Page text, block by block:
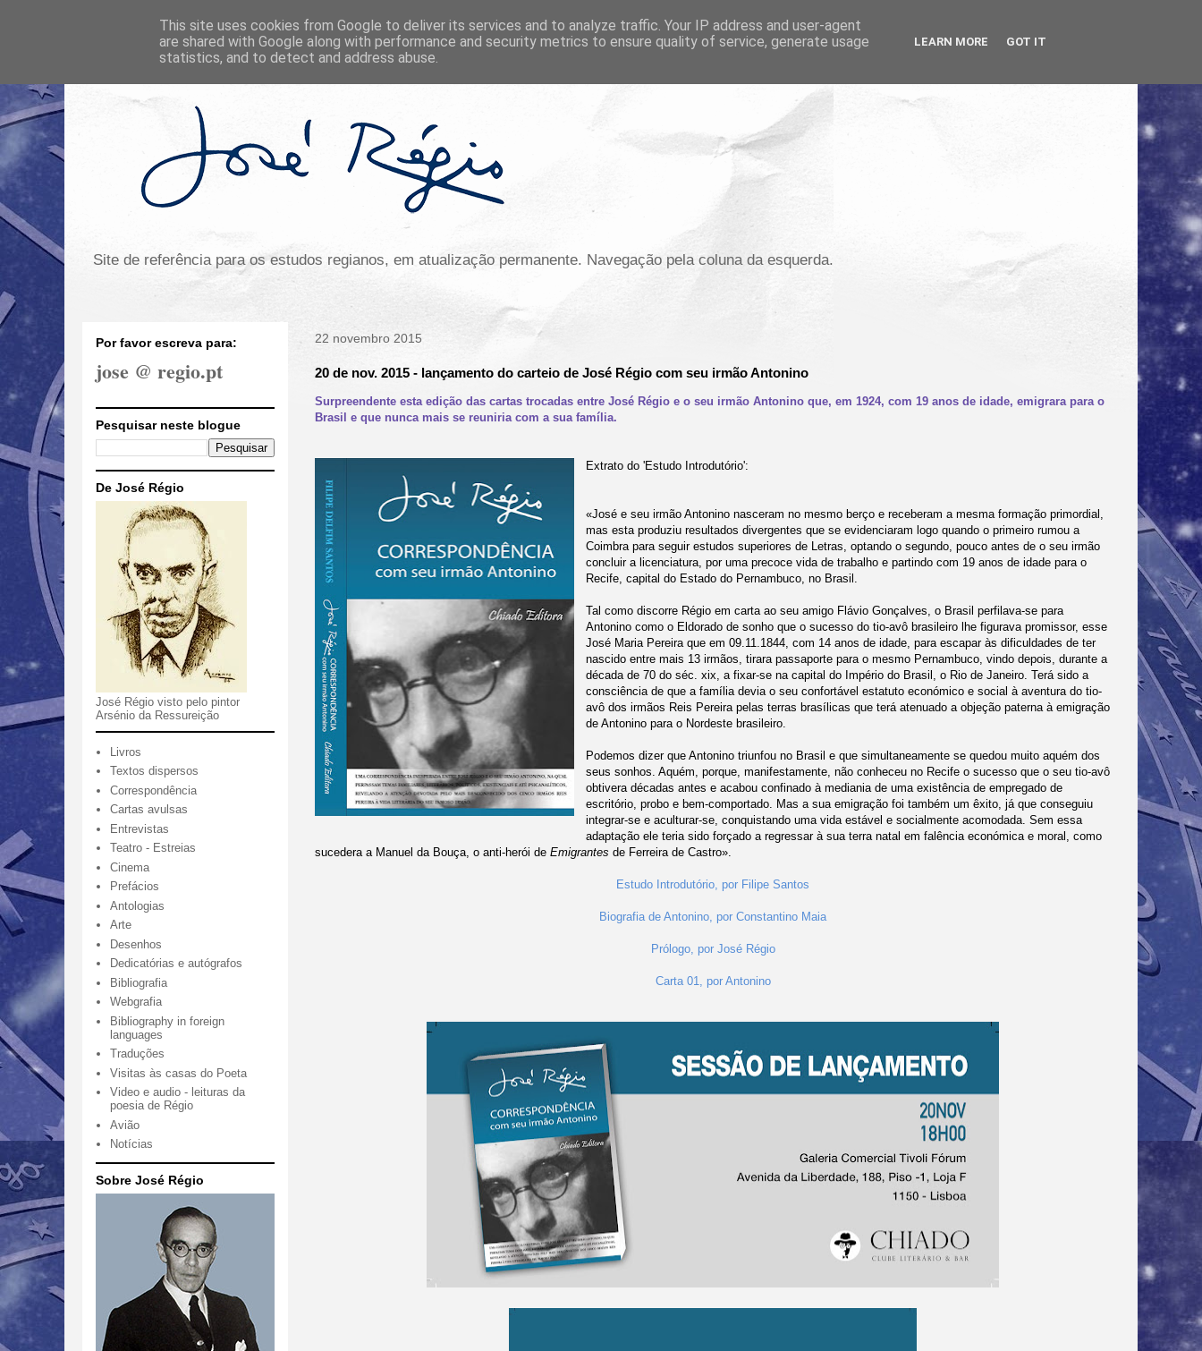
Site de referência para os estudos regianos, em atualização permanente. Navegação pela coluna da esquerda.
22 novembro 2015
20 de nov. 2015 - lançamento do carteio de José Régio com seu irmão Antonino
Surpreendente esta edição das cartas trocadas entre José Régio e o seu irmão Antonino que, em 1924, com 19 anos de idade, emigrara para o
Brasil e que nunca mais se reuniria com a sua família.
Extrato do 'Estudo Introdutório':
«José e seu irmão Antonino nasceram no mesmo berço e receberam a mesma formação primordial,
mas esta produziu resultados divergentes que se evidenciaram logo quando o primeiro rumou a
Coimbra para seguir estudos superiores de Letras, optando o segundo, pouco antes de o seu irmão
concluir a licenciatura, por uma precoce vida de trabalho e partindo com 19 anos de idade para o
Recife, capital do Estado do Pernambuco, no Brasil.
Tal como discorre Régio em carta ao seu amigo Flávio Gonçalves, o Brasil perfilava-se para
Antonino como o Eldorado de sonho que o sucesso do tio-avô brasileiro lhe figurava promissor, esse
José Maria Pereira que em 09.11.1844, com 14 anos de idade, para escapar às dificuldades de ter
nascido entre mais 13 irmãos, tirara passaporte para o mesmo Pernambuco, vindo depois, durante a
década de 70 do séc. xix, a fixar-se na capital do Império do Brasil, o Rio de Janeiro. Terá sido a
consciência de que a família devia o seu confortável estatuto económico e social à aventura do tio-
avô dos irmãos Reis Pereira pelas terras brasílicas que terá atenuado a objeção paterna à emigração
de Antonino para o Nordeste brasileiro.
Podemos dizer que Antonino triunfou no Brasil e que simultaneamente se quedou muito aquém dos
seus sonhos. Aquém, porque, manifestamente, não conheceu no Recife o sucesso que o seu tio-avô
obtivera décadas antes e acabou confinado à mediania de uma existência de empregado de
escritório, probo e bem-comportado. Mas a sua emigração foi também um êxito, já que conseguiu
integrar-se e aculturar-se, conquistando uma vida estável e socialmente acomodada. Sem essa
adaptação ele teria sido forçado a regressar à sua terra natal em falência económica e moral, como
sucedera a Manuel da Bouça, o anti-herói de Emigrantes de Ferreira de Castro».
Estudo Introdutório, por Filipe Santos
Biografia de Antonino, por Constantino Maia
Prólogo, por José Régio
Carta 01, por Antonino
Por favor escreva para:
jose @ regio.pt
Pesquisar neste blogue
De José Régio
José Régio visto pelo pintor
Arsénio da Ressureição
Livros
Textos dispersos
Correspondência
Cartas avulsas
Entrevistas
Teatro - Estreias
Cinema
Prefácios
Antologias
Arte
Desenhos
Dedicatórias e autógrafos
Bibliografia
Webgrafia
Bibliography in foreign
languages
Traduções
Visitas às casas do Poeta
Video e audio - leituras da
poesia de Régio
Avião
Notícias
Sobre José Régio
This site uses cookies from Google to deliver its services and to analyze traffic. Your IP address and user-agent
are shared with Google along with performance and security metrics to ensure quality of service, generate usage
statistics, and to detect and address abuse.
LEARN MORE GOT IT